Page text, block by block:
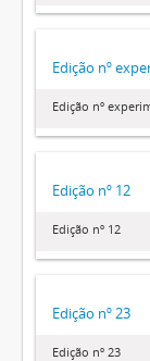
Edição nº
Edição nº
Edição nº 12
Edição nº 12
Edição nº 23
Edição nº 23